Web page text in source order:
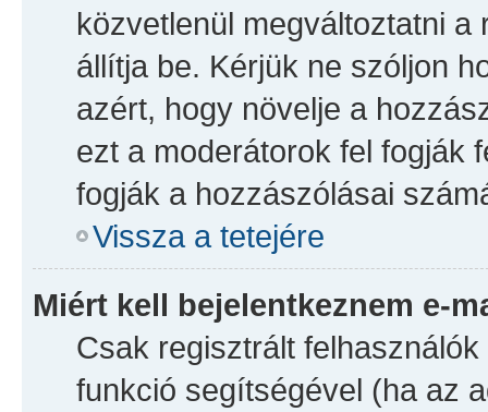
közvetlenül megváltoztatni
állítja be. Kérjük ne szóljon
azért, hogy növelje a
ezt a moderátorok fel fogják
fogják a hozzászólásai
Vissza a tetejére
Miért kell bejelentkeznem e-
Csak regisztrált
funkció segítségével (ha az